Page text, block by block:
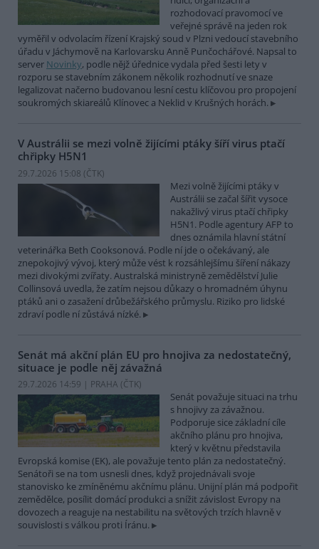
rozhodovací pravomocí ve
veřejné správě na jeden rok
vyměřil v odvolacím řízení Krajský soud v Plzni vedoucí stavebního
úřadu v Jáchymově na Karlovarsku Anně Punčochářové. Napsal to
server Novinky, podle nějž úřednice vydala před šesti lety v
rozporu se stavebním zákonem několik rozhodnutí ve snaze
legalizovat načerno budovanou lesní cestu klíčovou pro propojení
soukromých skiareálů Klínovec a Neklid v Krušných horách.
V Austrálii se mezi volně žijícími ptáky šíří virus ptačí
chřipky H5N1
29.7.2026 15:08 (ČTK)
Mezi volně žijícími ptáky v
Austrálii se začal šířit vysoce
nakažlivý virus ptačí chřipky
H5N1. Podle agentury AFP to
dnes oznámila hlavní státní
veterinářka Beth Cooksonová. Podle ní jde o očekávaný, ale
znepokojivý vývoj, který může vést k rozsáhlejšímu šíření nákazy
mezi divokými zvířaty. Australská ministryně zemědělství Julie
Collinsová uvedla, že zatím nejsou důkazy o hromadném úhynu
ptáků ani o zasažení drůbežářského průmyslu. Riziko pro lidské
zdraví podle ní zůstává nízké.
Senát má akční plán EU pro hnojiva za nedostatečný,
situace je podle něj závažná
29.7.2026 14:59 | PRAHA (ČTK)
Senát považuje situaci na trhu
s hnojivy za závažnou.
Podporuje sice základní cíle
akčního plánu pro hnojiva,
který v květnu představila
Evropská komise (EK), ale považuje tento plán za nedostatečný.
Senátoři se na tom usnesli dnes, když projednávali svoje
stanovisko ke zmíněnému akčnímu plánu. Unijní plán má podpořit
zemědělce, posílit domácí produkci a snížit závislost Evropy na
dovozech a reaguje na nestabilitu na světových trzích hlavně v
souvislosti s válkou proti Íránu.